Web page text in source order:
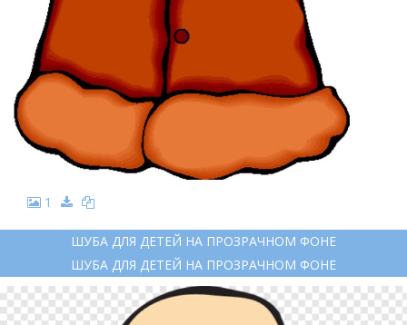
1
ШУБА ДЛЯ ДЕТЕЙ НА ПРОЗРАЧНОМ ФОНЕ
ШУБА ДЛЯ ДЕТЕЙ НА ПРОЗРАЧНОМ ФОНЕ